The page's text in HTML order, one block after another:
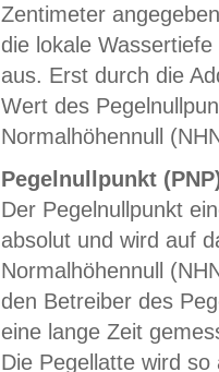
Zentimeter
die lokale
aus. Erst durch die
Wert des
Normalhöhennull
Pegelnullpunkt
Der Pegelnullpunkt
absolut und wird auf
Normalhöhennull
den Betreiber des
eine lange Zeit
Die Pegellatte wird